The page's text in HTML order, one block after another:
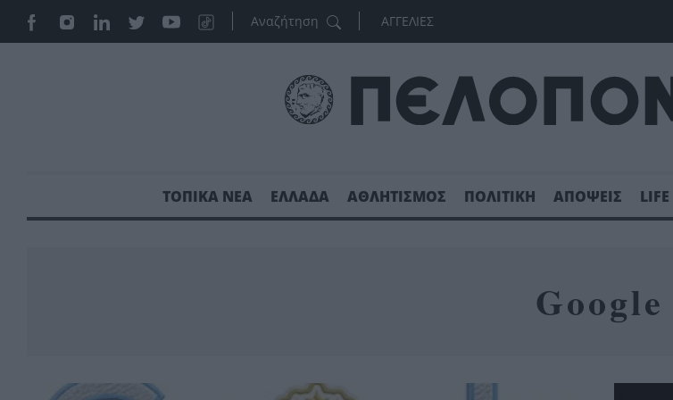
ΑΓΓΕΛΙΕΣ
ΤΟΠΙΚΑ ΝΕΑ ΕΛΛΑΔΑ ΑΘΛΗΤΙΣΜΟΣ ΠΟΛΙΤΙΚΗ ΑΠΟΨΕΙΣ LIFE
Google